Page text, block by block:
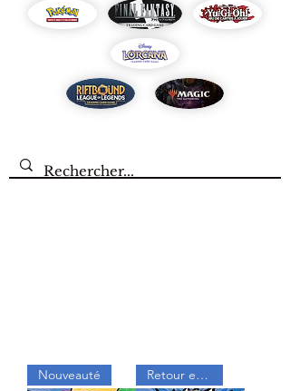
Nouveauté Retour en stock